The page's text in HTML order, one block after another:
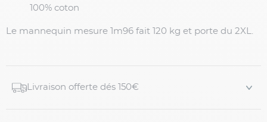
100% coton
Le mannequin mesure 1m96 fait 120 kg et porte du 2XL.
Livraison offerte dés 150€